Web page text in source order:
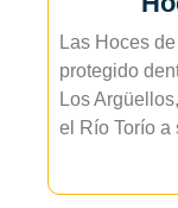
Las Hoces
protegido
Los
el Río Torío a